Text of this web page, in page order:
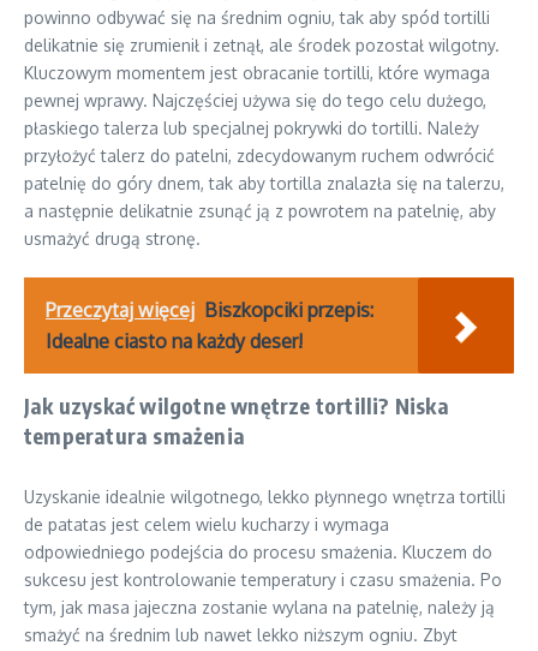
powinno odbywać się na średnim ogniu, tak aby spód tortilli
delikatnie się zrumienił i zetnął, ale środek pozostał wilgotny.
Kluczowym momentem jest obracanie tortilli, które wymaga
pewnej wprawy. Najczęściej używa się do tego celu dużego,
płaskiego talerza lub specjalnej pokrywki do tortilli. Należy
przyłożyć talerz do patelni, zdecydowanym ruchem odwrócić
patelnię do góry dnem, tak aby tortilla znalazła się na talerzu,
a następnie delikatnie zsunąć ją z powrotem na patelnię, aby
usmażyć drugą stronę.
Przeczytaj więcej Biszkopciki przepis:
Idealne ciasto na każdy deser!
Jak uzyskać wilgotne wnętrze tortilli? Niska
temperatura smażenia
Uzyskanie idealnie wilgotnego, lekko płynnego wnętrza tortilli
de patatas jest celem wielu kucharzy i wymaga
odpowiedniego podejścia do procesu smażenia. Kluczem do
sukcesu jest kontrolowanie temperatury i czasu smażenia. Po
tym, jak masa jajeczna zostanie wylana na patelnię, należy ją
smażyć na średnim lub nawet lekko niższym ogniu. Zbyt